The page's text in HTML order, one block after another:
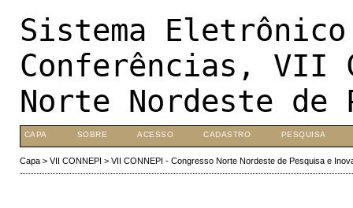
Sistema
Conferências, VII
Norte Nordeste de
CAPA SOBRE ACESSO CADASTRO PESQUISA
Capa> VII CONNEPI > VII CONNEPI - Congresso Norte Nordeste de Pesquisa e